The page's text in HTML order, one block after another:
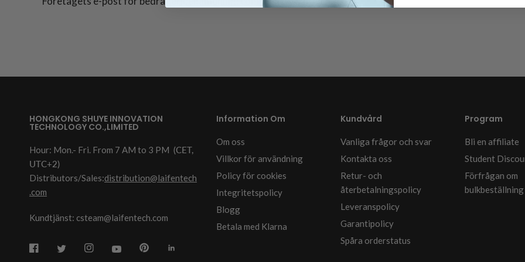
HONGKONG SHUYE INNOVATION
TECHNOLOGY CO.,LIMITED
Hour: Mon.- Fri. From 7 AM to 3 PM (CET,
UTC+2)
Distributors/Sales:distribution@laifentech
.com
Kundtjänst: csteam@laifentech.com
Information Om
Om oss
Villkor för användning
Policy för cookies
Integritetspolicy
Blogg
Betala med Klarna
Kundvård
Vanliga frågor och svar
Kontakta oss
Retur- och
återbetalningspolicy
Leveranspolicy
Garantipolicy
Spåra orderstatus
Program
Bli en affiliate
Student
Förfrågan om
bulkbeställning